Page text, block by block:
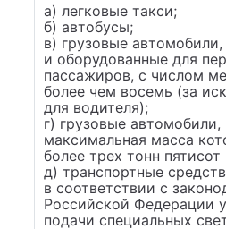
а) легковые такси;
б) автобусы;
в) грузовые
и оборудованные для
пассажиров, с числом
более чем восемь (за
для водителя);
г) грузовые
максимальная масса
более трех тонн
д) транспортные
в соответствии с
Российской Федерации
подачи специальных